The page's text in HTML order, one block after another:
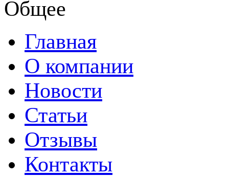
Общее
Главная
О компании
Новости
Статьи
Отзывы
Контакты